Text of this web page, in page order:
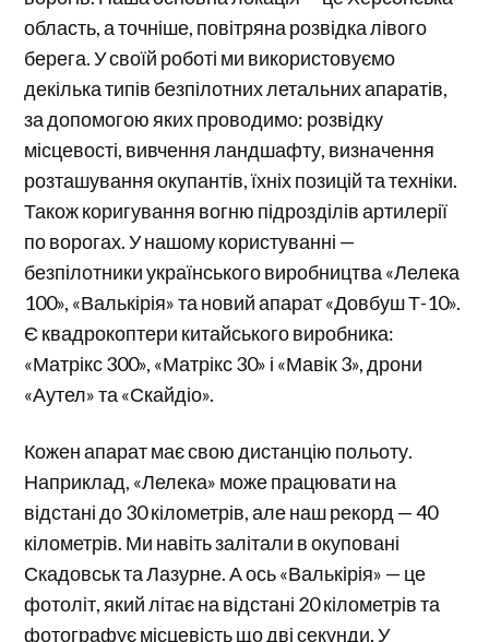
область, а точніше, повітряна розвідка лівого
берега. У своїй роботі ми використовуємо
декілька типів безпілотних летальних апаратів,
за допомогою яких проводимо: розвідку
місцевості, вивчення ландшафту, визначення
розташування окупантів, їхніх позицій та техніки.
Також коригування вогню підрозділів артилерії
по ворогах. У нашому користуванні —
безпілотники українського виробництва «Лелека
100», «Валькірія» та новий апарат «Довбуш Т-10».
Є квадрокоптери китайського виробника:
«Матрікс 300», «Матрікс 30» і «Мавік 3», дрони
«Аутел» та «Скайдіо».
Кожен апарат має свою дистанцію польоту.
Наприклад, «Лелека» може працювати на
відстані до 30 кілометрів, але наш рекорд — 40
кілометрів. Ми навіть залітали в окуповані
Скадовськ та Лазурне. А ось «Валькірія» — це
фотоліт, який літає на відстані 20 кілометрів та
фотографує місцевість що дві секунди. У